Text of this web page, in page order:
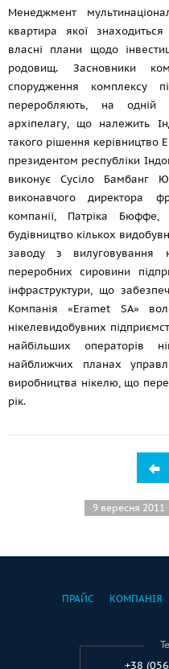
Менеджмент
квартира якої
власні плани щодо
родовищ. Засновники
спорудження комплексу
переробляють, на одній
архіпелагу, що належить
такого рішення керівництво
президентом республіки
виконує Сусіло Бамбанг
виконавчого директора
компанії, Патріка Бюффе,
будівництво кількох
заводу з вилуговування
переробних сировини
інфраструктури, що
Компанія «Eramet SA»
нікелевидобувних
найбільших операторів
найближчих планах
виробництва нікелю, що
рік.
9 вересня 2011
ПРАЙС КОМПАНІЯ
+38